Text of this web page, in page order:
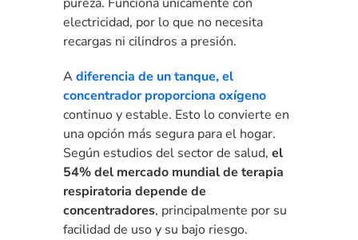
electricidad, por lo que no necesita
recargas ni cilindros a presión.
Adiferencia de un tanque, el
concentrador proporciona oxígeno
continuo y estable. Esto lo convierte en
una opción más segura para el hogar.
Según estudios del sector de salud, el
54% del mercado mundial de terapia
respiratoria depende de
concentradores, principalmente por su
facilidad de uso y su bajo riesgo.